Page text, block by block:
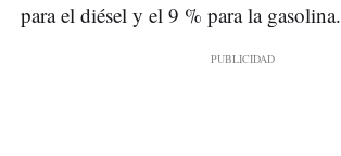
para el diésel y el 9 % para la gasolina.